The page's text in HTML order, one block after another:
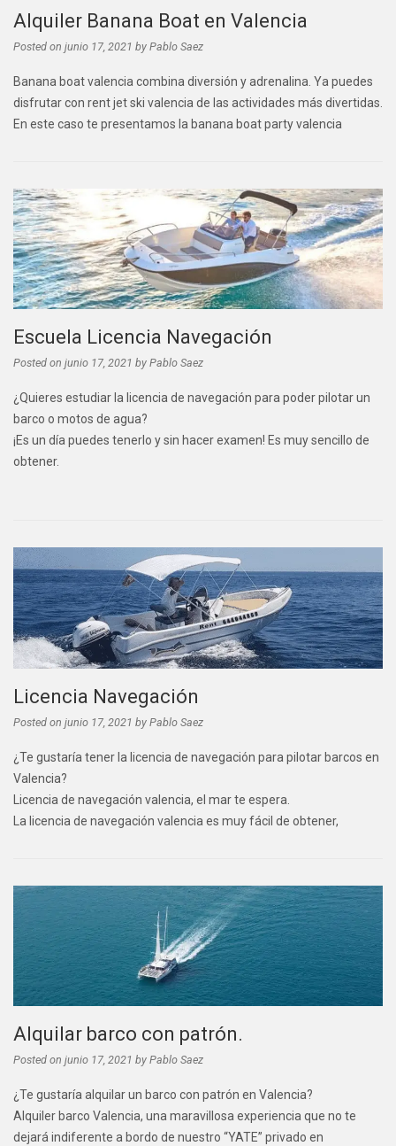
Alquiler Banana Boat en Valencia
Posted on junio 17, 2021 by Pablo Saez
Banana boat valencia combina diversión y adrenalina. Ya puedes
disfrutar con rent jet ski valencia de las actividades más divertidas.
En este caso te presentamos la banana boat party valencia
Escuela Licencia Navegación
Posted on junio 17, 2021 by Pablo Saez
¿Quieres estudiar la licencia de navegación para poder pilotar un
barco o motos de agua?
¡Es un día puedes tenerlo y sin hacer examen! Es muy sencillo de
obtener.
Licencia Navegación
Posted on junio 17, 2021 by Pablo Saez
¿Te gustaría tener la licencia de navegación para pilotar barcos en
Valencia?
Licencia de navegación valencia, el mar te espera.
La licencia de navegación valencia es muy fácil de obtener,
Alquilar barco con patrón.
Posted on junio 17, 2021 by Pablo Saez
¿Te gustaría alquilar un barco con patrón en Valencia?
Alquiler barco Valencia, una maravillosa experiencia que no te
dejará indiferente a bordo de nuestro “YATE” privado en